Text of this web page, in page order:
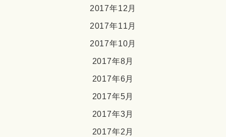
2017年12月
2017年11月
2017年10月
2017年8月
2017年6月
2017年5月
2017年3月
2017年2月